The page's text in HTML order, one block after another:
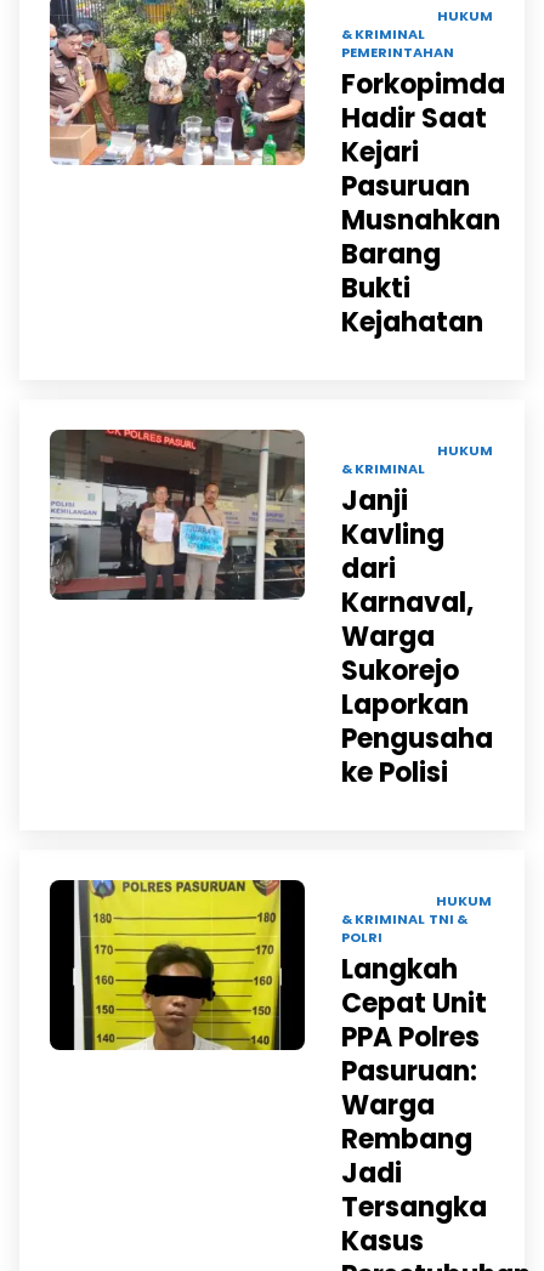
HUKUM
& KRIMINAL
PEMERINTAHAN
Forkopimda
Hadir Saat
Kejari
Pasuruan
Musnahkan
Barang
Bukti
Kejahatan
HUKUM
& KRIMINAL
Janji
Kavling
dari
Karnaval,
Warga
Sukorejo
Laporkan
Pengusaha
ke Polisi
HUKUM
& KRIMINAL TNI &
POLRI
Langkah
Cepat Unit
PPA Polres
Pasuruan:
Warga
Rembang
Jadi
Tersangka
Kasus